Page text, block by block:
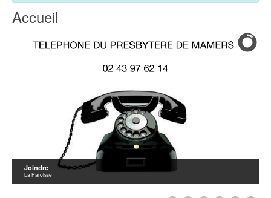
Accueil
Joindre
La Paroisse